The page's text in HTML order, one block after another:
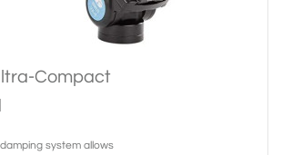
Compact
system allows